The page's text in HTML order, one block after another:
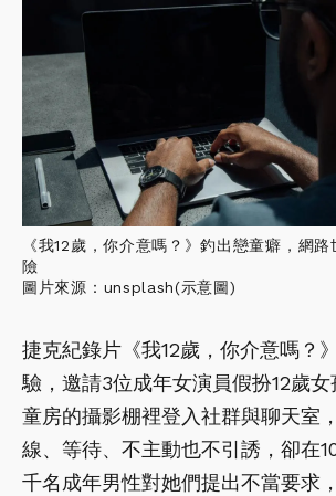
《我12歲，你介意嗎？》釣出戀童癖，網
險
圖片來源：unsplash(示意圖)
捷克紀錄片《我12歲，你介意嗎？
驗，邀請3位成年女演員假扮12歲
童房的攝影棚裡登入社群與聊天室
線、等待、不主動也不引誘，卻在
千名成年男性對她們提出不當要求